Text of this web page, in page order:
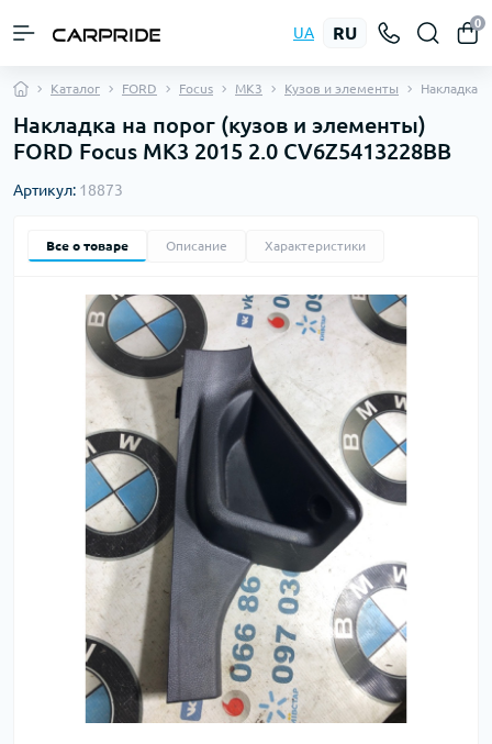
UA RU
0
Каталог FORD Focus MK3 Кузов и элементы Накладка
Накладка на порог (кузов и элементы)
FORD Focus MK3 2015 2.0 CV6Z5413228BB
Артикул: 18873
Все о товаре Описание Характеристики